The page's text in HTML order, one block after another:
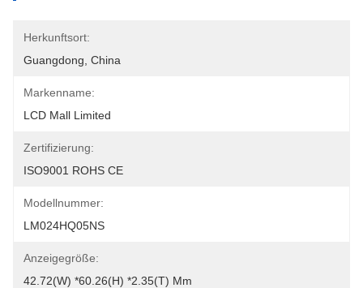
Herkunftsort:
Guangdong, China
Markenname:
LCD Mall Limited
Zertifizierung:
ISO9001 ROHS CE
Modellnummer:
LM024HQ05NS
Anzeigegröße:
42.72(W) *60.26(H) *2.35(T) Mm